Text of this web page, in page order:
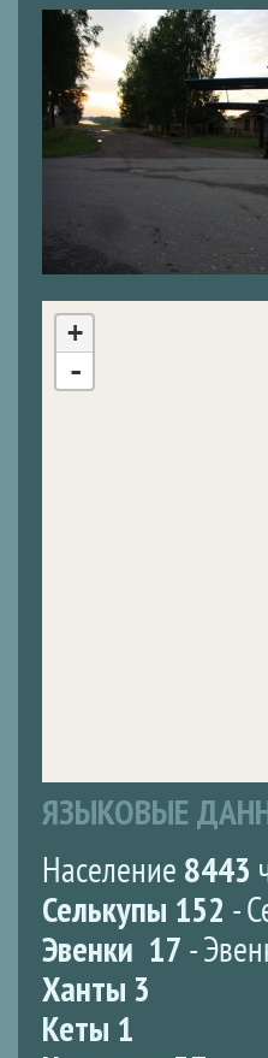
+
-
ЯЗЫКОВЫЕ
Население 8443
Селькупы 152 -
Эвенки 17 -
Ханты 3
Кеты 1